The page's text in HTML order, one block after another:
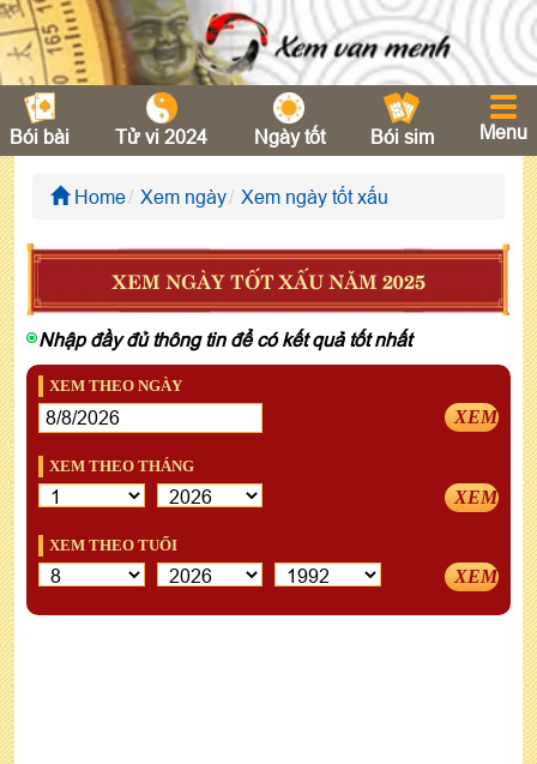
Bói bài Tử vi 2024 Ngày tốt Bói sim Menu
Home Xem ngày Xem ngày tốt xấu
XEM NGÀY TỐT XẤU NĂM 2025
Nhập đầy đủ thông tin để có kết quả tốt nhất
XEM THEO NGÀY
XEM
XEM THEO THÁNG
XEM
XEM THEO TUỔI
XEM